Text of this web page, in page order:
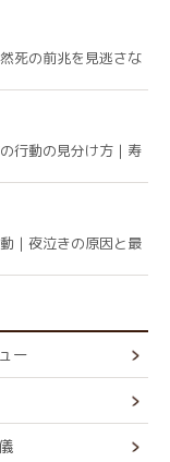
死の前兆を見逃さな
行動の見分け方｜寿
｜夜泣きの原因と最
ー